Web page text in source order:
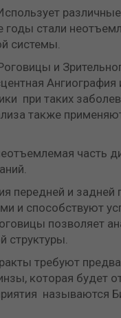
годы стали
системы.
и
при таких
также
часть
передней и
и способствуют
позволяет
структуры.
требуют
которая будет
называются